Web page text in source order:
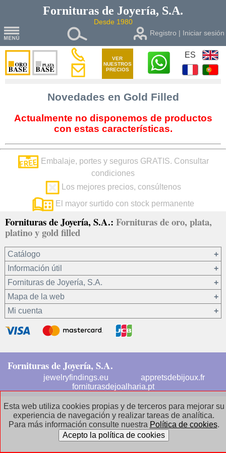
Fornituras de Joyería, S.A.
Desde 1980
Registro | Iniciar sesión
VER
NUESTROS
PRECIOS
ES
Novedades en Gold Filled
Actualmente no disponemos de productos
con estas características.
Embalaje, portes y seguros GRATIS. Consultar
condiciones
Los mejores precios, consúltenos
El mayor surtido con stock permanente
Fornituras de Joyería, S.A.: Fornituras de oro, plata,
platino y gold filled
Catálogo
Oro 18 kt
Oro 9 kt
Platino 22.8 kt
Plata 925
Gold filled 14/20
Cadenas de gold filled
Cadenas de oro 18 kt
Materias primas
Promociones en plata
Promociones cadenas de plata
Información útil
Fornituras de Joyería, S.A.
¿Quiénes somos?
Condiciones de venta
Privacidad de sus datos
Preguntas frecuentes
Aviso legal
Mapa de la web
Mi cuenta
Registro / Iniciar sesión
Fornituras de Joyería, S.A.
jewelryfindings.eu
appretsdebijoux.fr
forniturasdejoalharia.pt
Esta web utiliza cookies propias y de terceros para mejorar su
experiencia de navegación y realizar tareas de analítica.
Para más información consulte nuestra Política de cookies.